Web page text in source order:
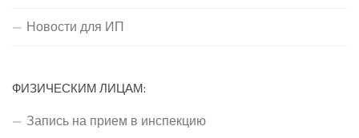
Новости для ИП
ФИЗИЧЕСКИМ ЛИЦАМ:
Запись на прием в инспекцию